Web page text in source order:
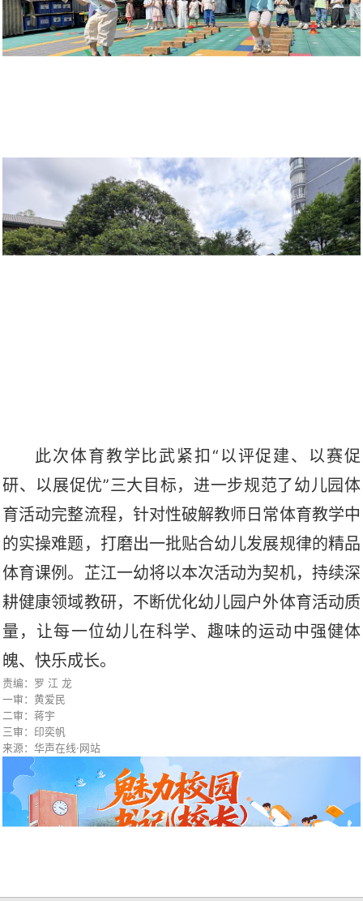
此次体育教学比武紧扣 “以评促建、以赛促
研、以展促优”三大目标，进一步规范了幼儿园体
育活动完整流程，针对性破解教师日常体育教学中
的实操难题，打磨出一批贴合幼儿发展规律的精品
体育课例。芷江一幼将以本次活动为契机，持续深
耕健康领域教研，不断优化幼儿园户外体育活动质
量，让每一位幼儿在科学、趣味的运动中强健体
魄、快乐成长。
责编：罗 江 龙
一审：黄爱民
二审：蒋宇
三审：印奕帆
来源：华声在线·网站